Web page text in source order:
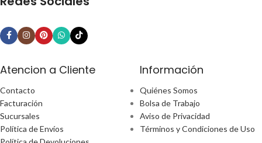
Atencion a Cliente
Contacto
Facturación
Sucursales
Política de Envíos
Información
Quiénes Somos
Bolsa de Trabajo
Aviso de Privacidad
Términos y Condiciones de Uso